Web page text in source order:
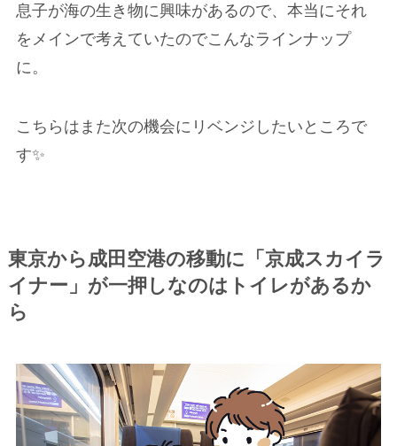
息子が海の生き物に興味があるので、本当にそれ
をメインで考えていたのでこんなラインナップ
に。
こちらはまた次の機会にリベンジしたいところで
す✨
東京から成田空港の移動に「京成スカイラ
イナー」が一押しなのはトイレがあるか
ら